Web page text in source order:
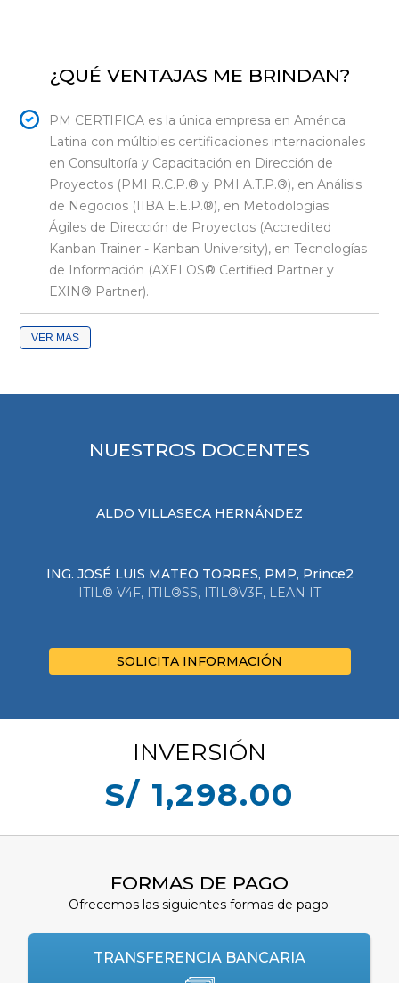
¿QUÉ VENTAJAS ME BRINDAN?
PM CERTIFICA es la única empresa en América
Latina con múltiples certificaciones internacionales
en Consultoría y Capacitación en Dirección de
Proyectos (PMI R.C.P.® y PMI A.T.P.®), en Análisis
de Negocios (IIBA E.E.P.®), en Metodologías
Ágiles de Dirección de Proyectos (Accredited
Kanban Trainer - Kanban University), en Tecnologías
de Información (AXELOS® Certified Partner y
EXIN® Partner).
VER
NUESTROS DOCENTES
ALDO VILLASECA HERNÁNDEZ
ING. JOSÉ LUIS MATEO TORRES, PMP, Prince2
ITIL® V4F, ITIL®SS, ITIL®V3F, LEAN IT
SOLICITA INFORMACIÓN
INVERSIÓN
S/ 1,298.00
FORMAS DE PAGO
Ofrecemos las siguientes formas de pago:
TRANSFERENCIA BANCARIA